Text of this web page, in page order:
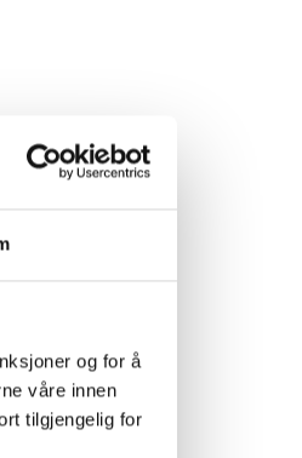
og for å
våre innen
tilgjengelig for